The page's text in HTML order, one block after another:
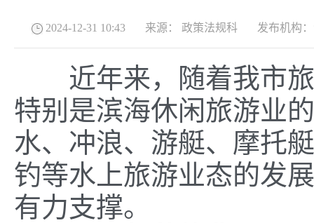
2024-12-31 10:43 来源： 政策法规科 发布机构：
近年来，随着我市旅
特别是滨海休闲旅游业
水、冲浪、游艇、摩托
钓等水上旅游业态的发
有力支撑。